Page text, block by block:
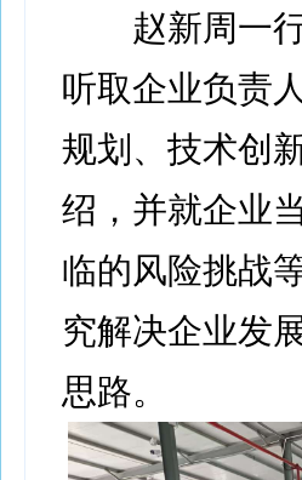
赵新周一行
听取企业负责
规划、技术创
绍，并就企业
临的风险挑战
究解决企业发
思路。